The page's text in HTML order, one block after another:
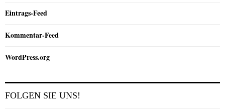
Eintrags-Feed
Kommentar-Feed
WordPress.org
FOLGEN SIE UNS!